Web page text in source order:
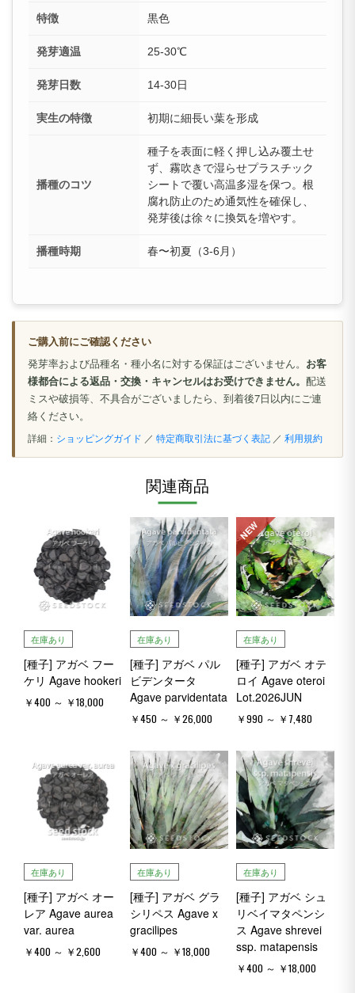
特徴 黒色
発芽適温 25-30℃
発芽日数 14-30日
実生の特徴 初期に細長い葉を形成
播種のコツ
種子を表面に軽く押し込み覆土せ
ず、霧吹きで湿らせプラスチック
シートで覆い高温多湿を保つ。根
腐れ防止のため通気性を確保し、
発芽後は徐々に換気を増やす。
播種時期 春〜初夏（3-6月）
ご購入前にご確認ください
発芽率および品種名・種小名に対する保証はございません。 お客
様都合による返品・交換・キャンセルはお受けできません。 配送
ミスや破損等、不具合がございましたら、到着後7日以内にご連
絡ください。
詳細： ショッピングガイド ／ 特定商取引法に基づく表記 ／ 利用規約
関連商品
在庫あり
[種子] アガベ フー
ケリ Agave hookeri
￥400 ～ ￥18,000
在庫あり
[種子] アガベ パル
ビデンタータ
Agave parvidentata
￥450 ～ ￥26,000
NEW
在庫あり
[種子] アガベ オテ
ロイ Agave oteroi
Lot.2026JUN
￥990 ～ ￥7,480
在庫あり
[種子] アガベ オー
レア Agave aurea
var. aurea
￥400 ～ ￥2,600
在庫あり
[種子] アガベ グラ
シリペス Agave x
gracilipes
￥400 ～ ￥18,000
在庫あり
[種子] アガベ シュ
リベイマタペンシ
ス Agave shrevei
ssp. matapensis
￥400 ～ ￥18,000